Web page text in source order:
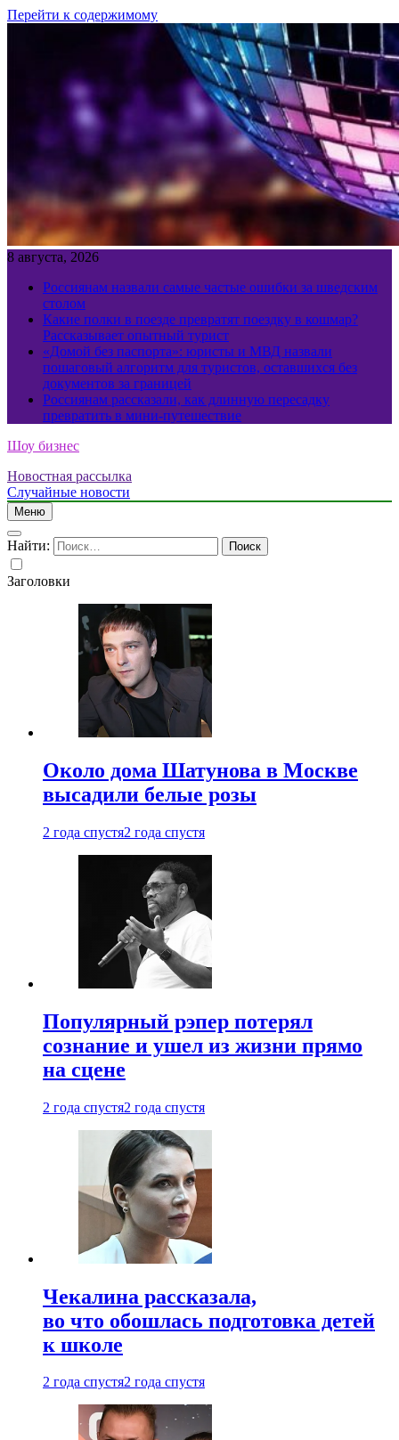
Перейти к содержимому
8 августа, 2026
Россиянам назвали самые частые ошибки за шведским
столом
Какие полки в поезде превратят поездку в кошмар?
Рассказывает опытный турист
«Домой без паспорта»: юристы и МВД назвали
пошаговый алгоритм для туристов, оставшихся без
документов за границей
Россиянам рассказали, как длинную пересадку
превратить в мини-путешествие
Шоу бизнес
Новостная рассылка
Случайные новости
Меню
Найти:
Заголовки
Около дома Шатунова в Москве
высадили белые розы
2 года спустя2 года спустя
Популярный рэпер потерял
сознание и ушел из жизни прямо
на сцене
2 года спустя2 года спустя
Чекалина рассказала,
во что обошлась подготовка детей
к школе
2 года спустя2 года спустя